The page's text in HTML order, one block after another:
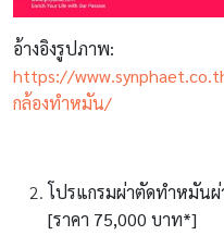
อ้างอิงรูปภาพ:
https://
กล้องทำหมัน/
โปรแกรมผ่าตัดทำหมันผ่
[ราคา 75,000 บาท*]